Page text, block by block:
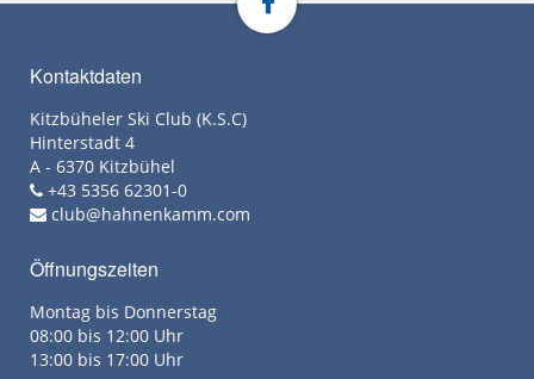
Kontaktdaten
Kitzbüheler Ski Club (K.S.C)
Hinterstadt 4
A - 6370 Kitzbühel
+43 5356 62301-0
club@hahnenkamm.com
Öffnungszeiten
Montag bis Donnerstag
08:00 bis 12:00 Uhr
13:00 bis 17:00 Uhr